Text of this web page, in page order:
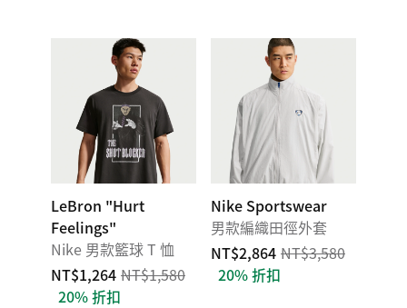
LeBron "Hurt
Feelings"
Nike 男款籃球 T 恤
NT$1,264 NT$1,580
20% 折扣
Nike Sportswear
男款編織田徑外套
NT$2,864 NT$3,580
20% 折扣